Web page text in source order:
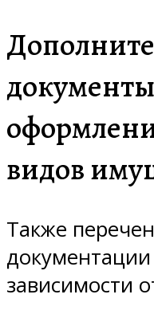
видов
Также
зависимости